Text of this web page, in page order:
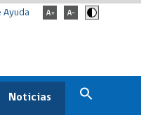
Ayuda
Noticias